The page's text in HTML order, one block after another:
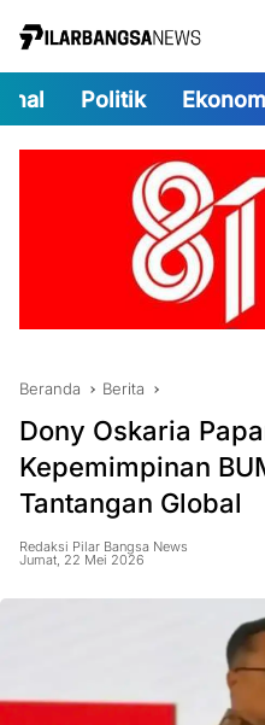
Politik
Beranda Berita
‎Dony Oskaria
Kepemimpinan
Tantangan Global
Redaksi Pilar Bangsa News
Jumat, 22 Mei 2026